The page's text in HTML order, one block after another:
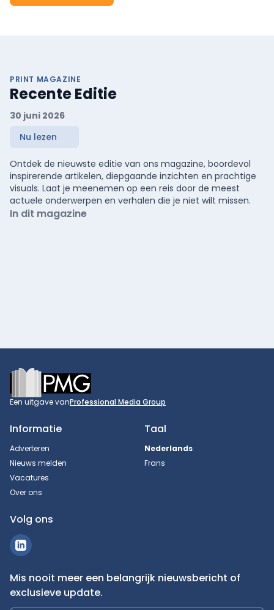
PRINT MAGAZINE
Recente Editie
30 juni 2026
Nu lezen
Ontdek de nieuwste editie van ons magazine, boordevol
inspirerende artikelen, diepgaande inzichten en prachtige
visuals. Laat je meenemen op een reis door de meest
actuele onderwerpen en verhalen die je niet wilt missen.
In dit magazine
Footer
Een uitgave vanProfessional Media Group
Informatie
Adverteren
Nieuws melden
Vacatures
Over ons
Taal
Nederlands
Frans
Volg ons
Mis nooit meer een belangrijk nieuwsbericht of
exclusieve update.